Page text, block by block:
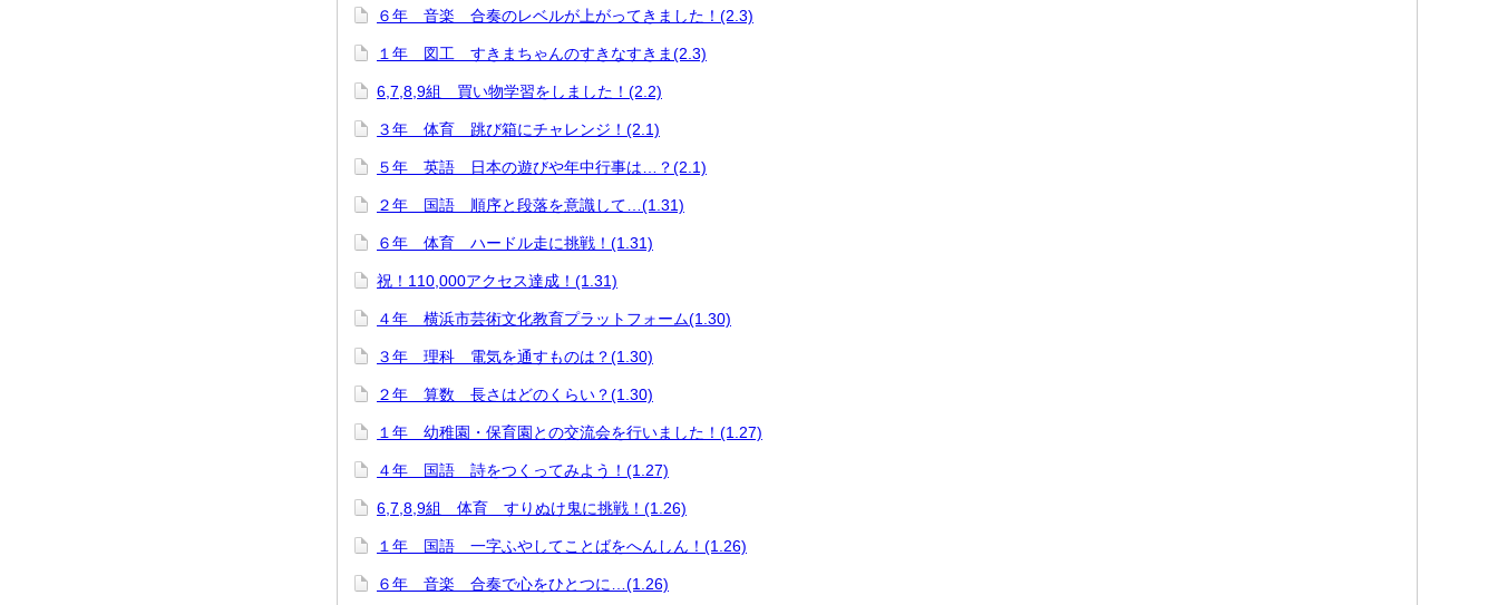
６年 音楽 合奏のレベルが上がってきました！(2.3)
１年 図工 すきまちゃんのすきなすきま(2.3)
6,7,8,9組 買い物学習をしました！(2.2)
３年 体育 跳び箱にチャレンジ！(2.1)
５年 英語 日本の遊びや年中行事は…？(2.1)
２年 国語 順序と段落を意識して…(1.31)
６年 体育 ハードル走に挑戦！(1.31)
祝！110,000アクセス達成！(1.31)
４年 横浜市芸術文化教育プラットフォーム(1.30)
３年 理科 電気を通すものは？(1.30)
２年 算数 長さはどのくらい？(1.30)
１年 幼稚園・保育園との交流会を行いました！(1.27)
４年 国語 詩をつくってみよう！(1.27)
6,7,8,9組 体育 すりぬけ鬼に挑戦！(1.26)
１年 国語 一字ふやしてことばをへんしん！(1.26)
６年 音楽 合奏で心をひとつに…(1.26)